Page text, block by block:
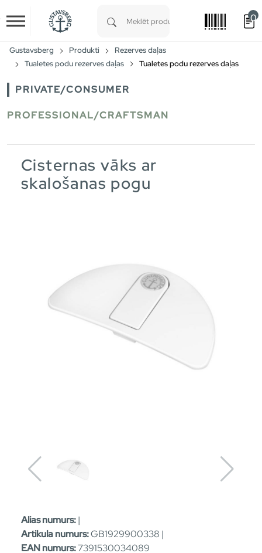
Skip to main content
0
Gustavsberg Produkti
Rezerves daļas
Tualetes podu rezerves daļas
Tualetes podu rezerves daļas
PRIVATE/CONSUMER
PROFESSIONAL/CRAFTSMAN
Cisternas vāks ar
skalošanas pogu
Alias numurs:|
Artikula numurs:GB1929900338 |
EAN numurs:7391530034089